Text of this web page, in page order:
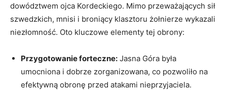
dowództwem ojca Kordeckiego. Mimo​ przeważających sił
⁤szwedzkich, mnisi i⁤ broniący‍ klasztoru żołnierze wykazali
niezłomność. Oto kluczowe elementy​ tej obrony:
Przygotowanie⁣ forteczne: Jasna Góra była
umocniona i dobrze zorganizowana,⁢ co pozwoliło na
efektywną obronę przed atakami nieprzyjaciela.